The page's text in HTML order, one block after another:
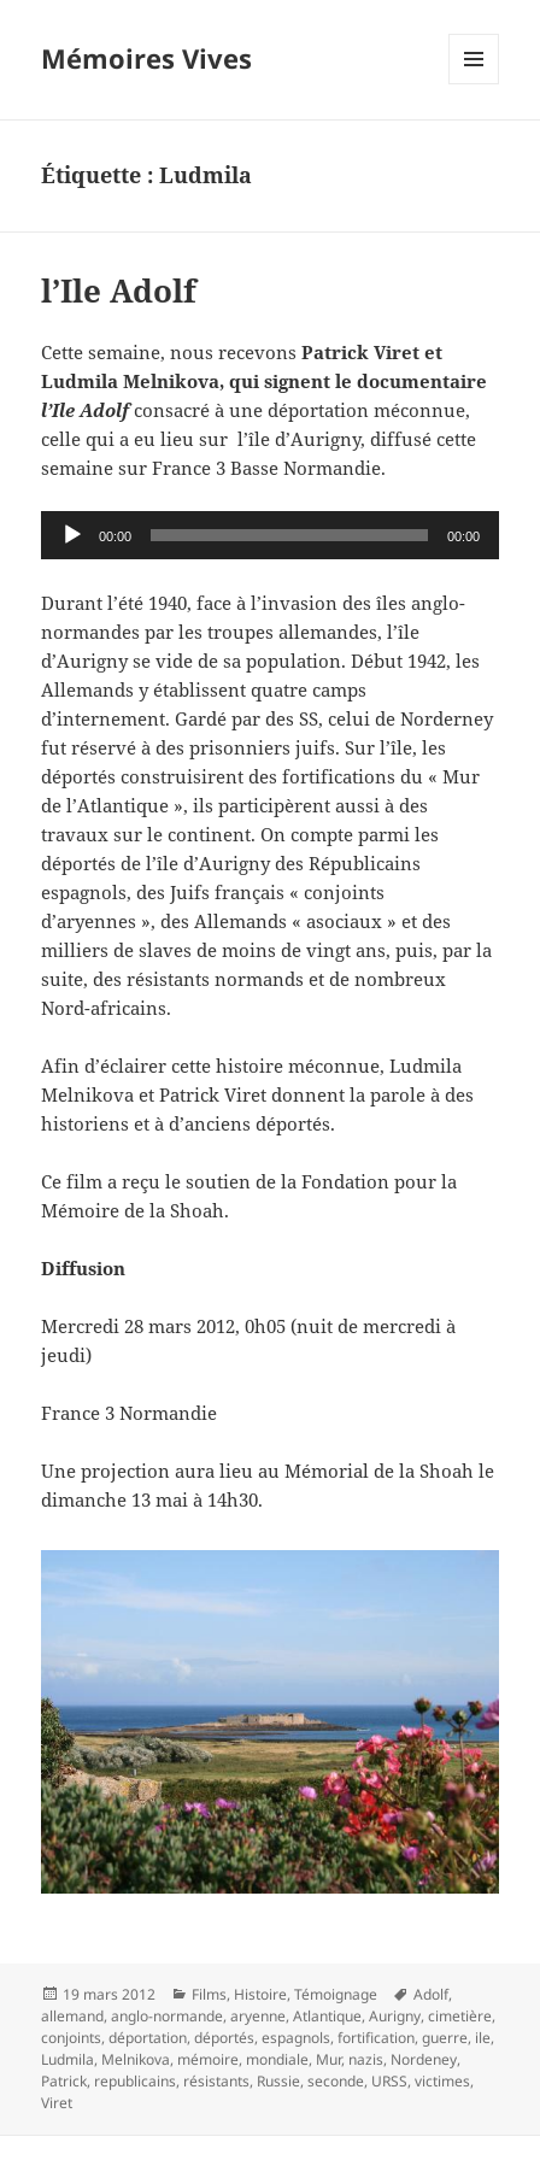
Mémoires Vives
Étiquette :Ludmila
l’Ile Adolf
Cette semaine, nous recevonsPatrick Viret et
Ludmila Melnikova, qui signent le documentaire
l’Ile Adolfconsacré à une déportation méconnue,
celle qui a eu lieu sur l’île d’Aurigny, diffusé cette
semaine sur France 3 Basse Normandie.
Lecteur
audio
00:00 00:00
Durant l’été 1940, face à l’invasion des îles anglo-
normandes par les troupes allemandes, l’île
d’Aurigny se vide de sa population. Début 1942, les
Allemands y établissent quatre camps
d’internement. Gardé par des SS, celui de Norderney
fut réservé à des prisonniers juifs. Sur l’île, les
déportés construisirent des fortifications du « Mur
de l’Atlantique », ils participèrent aussi à des
travaux sur le continent. On compte parmi les
déportés de l’île d’Aurigny des Républicains
espagnols, des Juifs français « conjoints
d’aryennes », des Allemands « asociaux » et des
milliers de slaves de moins de vingt ans, puis, par la
suite, des résistants normands et de nombreux
Nord-africains.
Afin d’éclairer cette histoire méconnue, Ludmila
Melnikova et Patrick Viret donnent la parole à des
historiens et à d’anciens déportés.
Ce film a reçu le soutien de la Fondation pour la
Mémoire de la Shoah.
Diffusion
Mercredi 28 mars 2012, 0h05 (nuit de mercredi à
jeudi)
France 3 Normandie
Une projection aura lieu au Mémorial de la Shoah le
dimanche 13 mai à 14h30.
Publié
le
19 mars 2012 Catégories
Films, Histoire,Témoignage
Mots-
clés
Adolf,
allemand,anglo-normande,aryenne,Atlantique,Aurigny,cimetière,
conjoints,déportation,déportés,espagnols,fortification,guerre, ile,
Ludmila, Melnikova, mémoire, mondiale, Mur, nazis, Nordeney,
Patrick, republicains, résistants, Russie,seconde, URSS,victimes,
Viret